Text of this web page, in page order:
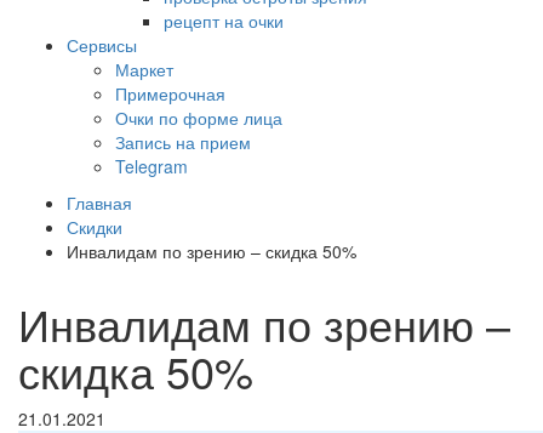
рецепт на очки
Сервисы
Маркет
Примерочная
Очки по форме лица
Запись на прием
Telegram
Главная
Скидки
Инвалидам по зрению – скидка 50%
Инвалидам по зрению –
скидка 50%
21.01.2021